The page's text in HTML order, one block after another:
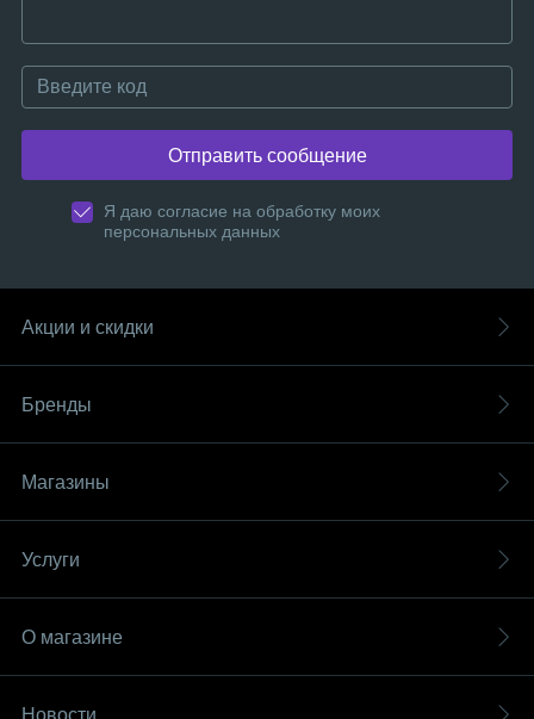
Отправить сообщение
Я даю согласие на обработку моих
персональных данных
Акции и скидки
Бренды
Магазины
Услуги
О магазине
Новости